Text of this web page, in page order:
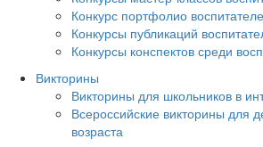
Конкурс портфолио
Конкурсы публикаций
Конкурсы конспектов среди
Викторины
Викторины для школьников в
Всероссийские викторины для
возраста